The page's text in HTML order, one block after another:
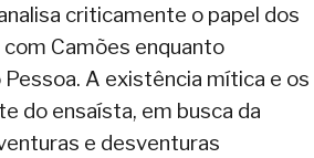
criticamente o papel dos
Camões enquanto
A existência mítica e os
do ensaísta, em busca da
e desventuras